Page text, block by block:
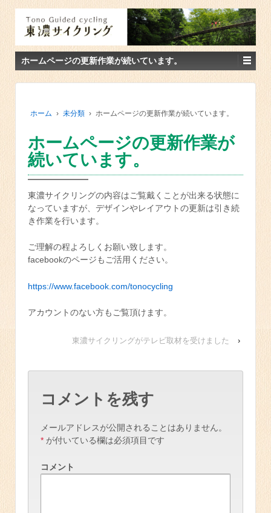
ホームページの更新作業が続いています。
ホーム › 未分類 › ホームページの更新作業が続いています。
ホームページの更新作業が
続いています。
東濃サイクリングの内容はご覧戴くことが出来る状態に
なっていますが、デザインやレイアウトの更新は引き続
き作業を行います。
ご理解の程よろしくお願い致します。
facebookのページもご活用ください。
https://www.facebook.com/tonocycling
アカウントのない方もご覧頂けます。
東濃サイクリングがテレビ取材を受けました ›
コメントを残す
メールアドレスが公開されることはありません。
* が付いている欄は必須項目です
コメント